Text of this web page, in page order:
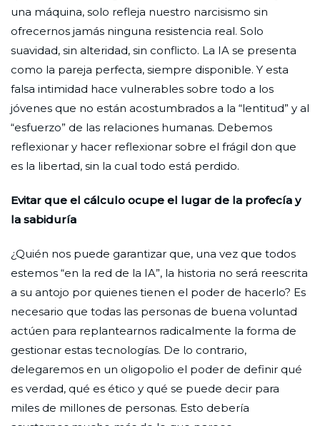
una máquina, solo refleja nuestro narcisismo sin
ofrecernos jamás ninguna resistencia real. Solo
suavidad, sin alteridad, sin conflicto. La IA se presenta
como la pareja perfecta, siempre disponible. Y esta
falsa intimidad hace vulnerables sobre todo a los
jóvenes que no están acostumbrados a la “lentitud” y al
“esfuerzo” de las relaciones humanas. Debemos
reflexionar y hacer reflexionar sobre el frágil don que
es la libertad, sin la cual todo está perdido.
Evitar que el cálculo ocupe el lugar de la profecía y
la sabiduría
¿Quién nos puede garantizar que, una vez que todos
estemos “en la red de la IA”, la historia no será reescrita
a su antojo por quienes tienen el poder de hacerlo? Es
necesario que todas las personas de buena voluntad
actúen para replantearnos radicalmente la forma de
gestionar estas tecnologías. De lo contrario,
delegaremos en un oligopolio el poder de definir qué
es verdad, qué es ético y qué se puede decir para
miles de millones de personas. Esto debería